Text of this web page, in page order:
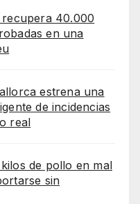
recupera 40.000
en una
estrena una
de incidencias
real
de pollo en mal
sin